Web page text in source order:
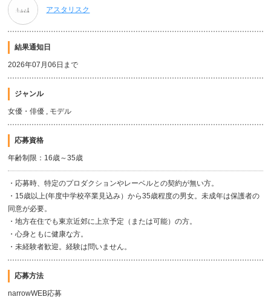
アスタリスク
結果通知日
2026年07月06日まで
ジャンル
女優・俳優 , モデル
応募資格
年齢制限：16歳～35歳
・応募時、特定のプロダクションやレーベルとの契約が無い方。
・15歳以上(年度中学校卒業見込み）から35歳程度の男女。未成年は保護者の
同意が必要。
・地方在住でも東京近郊に上京予定（または可能）の方。
・心身ともに健康な方。
・未経験者歓迎。経験は問いません。
応募方法
narrowWEB応募